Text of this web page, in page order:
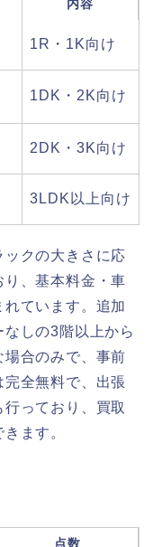
内容
1R・1K向け
1DK・2K向け
2DK・3K向け
3LDK以上向け
クの大きさに応
り、基本料金・車
ています。追加
しの3階以上から
合のみで、事前
全無料で、出張
っており、買取
ます。
点数